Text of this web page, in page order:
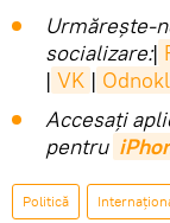
Urmărește-
socializare:|
| VK |
Accesaţi
pentru
Politică